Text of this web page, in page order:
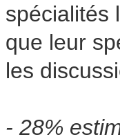
spécialités
que leur
les
- 28%